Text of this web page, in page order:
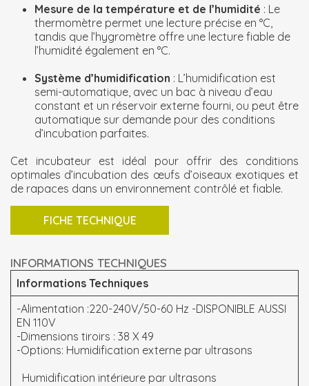
Mesure de la température et de l’humidité : Le
thermomètre permet une lecture précise en °C,
tandis que l’hygromètre offre une lecture fiable de
l’humidité également en °C.
Système d’humidification : L’humidification est
semi-automatique, avec un bac à niveau d’eau
constant et un réservoir externe fourni, ou peut être
automatique sur demande pour des conditions
d’incubation parfaites.
Cet incubateur est idéal pour offrir des conditions
optimales d’incubation des œufs d’oiseaux exotiques et
de rapaces dans un environnement contrôlé et fiable.
FICHE TECHNIQUE
INFORMATIONS TECHNIQUES
Informations Techniques
-Alimentation :220-240V/50-60 Hz -DISPONIBLE AUSSI
EN 110V
-Dimensions tiroirs : 38 X 49
-Options: Humidification externe par ultrasons
Humidification intérieure par ultrasons